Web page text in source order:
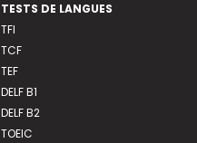
TESTS DE LANGUES
TFI
TCF
TEF
DELF B1
DELF B2
TOEIC